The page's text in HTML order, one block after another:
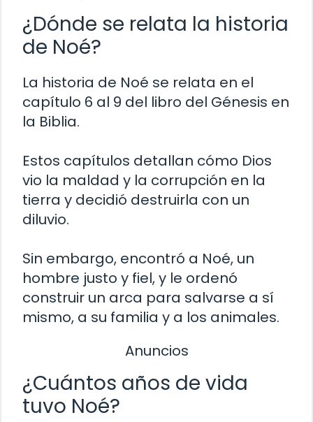
¿Dónde se relata la historia
de Noé?
La historia de Noé se relata en el
capítulo 6 al 9 del libro del Génesis en
la Biblia.
Estos capítulos detallan cómo Dios
vio la maldad y la corrupción en la
tierra y decidió destruirla con un
diluvio.
Sin embargo, encontró a Noé, un
hombre justo y fiel, y le ordenó
construir un arca para salvarse a sí
mismo, a su familia y a los animales.
Anuncios
¿Cuántos años de vida
tuvo Noé?